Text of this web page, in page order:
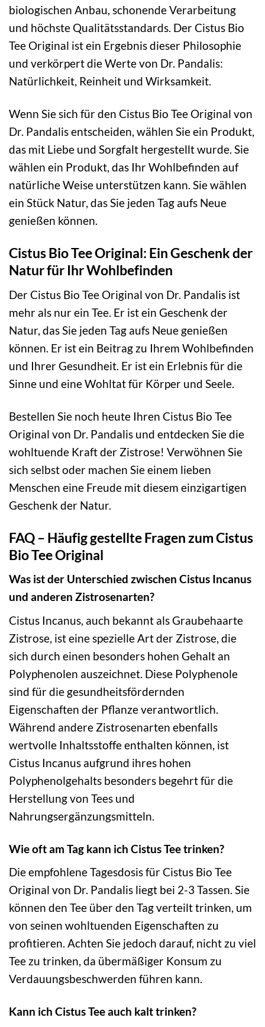
biologischen Anbau, schonende Verarbeitung
und höchste Qualitätsstandards. Der Cistus Bio
Tee Original ist ein Ergebnis dieser Philosophie
und verkörpert die Werte von Dr. Pandalis:
Natürlichkeit, Reinheit und Wirksamkeit.
Wenn Sie sich für den Cistus Bio Tee Original von
Dr. Pandalis entscheiden, wählen Sie ein Produkt,
das mit Liebe und Sorgfalt hergestellt wurde. Sie
wählen ein Produkt, das Ihr Wohlbefinden auf
natürliche Weise unterstützen kann. Sie wählen
ein Stück Natur, das Sie jeden Tag aufs Neue
genießen können.
Cistus Bio Tee Original: Ein Geschenk der
Natur für Ihr Wohlbefinden
Der Cistus Bio Tee Original von Dr. Pandalis ist
mehr als nur ein Tee. Er ist ein Geschenk der
Natur, das Sie jeden Tag aufs Neue genießen
können. Er ist ein Beitrag zu Ihrem Wohlbefinden
und Ihrer Gesundheit. Er ist ein Erlebnis für die
Sinne und eine Wohltat für Körper und Seele.
Bestellen Sie noch heute Ihren Cistus Bio Tee
Original von Dr. Pandalis und entdecken Sie die
wohltuende Kraft der Zistrose! Verwöhnen Sie
sich selbst oder machen Sie einem lieben
Menschen eine Freude mit diesem einzigartigen
Geschenk der Natur.
FAQ – Häufig gestellte Fragen zum Cistus
Bio Tee Original
Was ist der Unterschied zwischen Cistus Incanus
und anderen Zistrosenarten?
Cistus Incanus, auch bekannt als Graubehaarte
Zistrose, ist eine spezielle Art der Zistrose, die
sich durch einen besonders hohen Gehalt an
Polyphenolen auszeichnet. Diese Polyphenole
sind für die gesundheitsfördernden
Eigenschaften der Pflanze verantwortlich.
Während andere Zistrosenarten ebenfalls
wertvolle Inhaltsstoffe enthalten können, ist
Cistus Incanus aufgrund ihres hohen
Polyphenolgehalts besonders begehrt für die
Herstellung von Tees und
Nahrungsergänzungsmitteln.
Wie oft am Tag kann ich Cistus Tee trinken?
Die empfohlene Tagesdosis für Cistus Bio Tee
Original von Dr. Pandalis liegt bei 2-3 Tassen. Sie
können den Tee über den Tag verteilt trinken, um
von seinen wohltuenden Eigenschaften zu
profitieren. Achten Sie jedoch darauf, nicht zu viel
Tee zu trinken, da übermäßiger Konsum zu
Verdauungsbeschwerden führen kann.
Kann ich Cistus Tee auch kalt trinken?